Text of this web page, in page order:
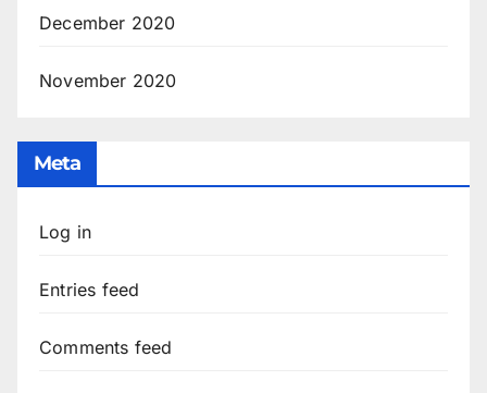
December 2020
November 2020
Meta
Log in
Entries feed
Comments feed